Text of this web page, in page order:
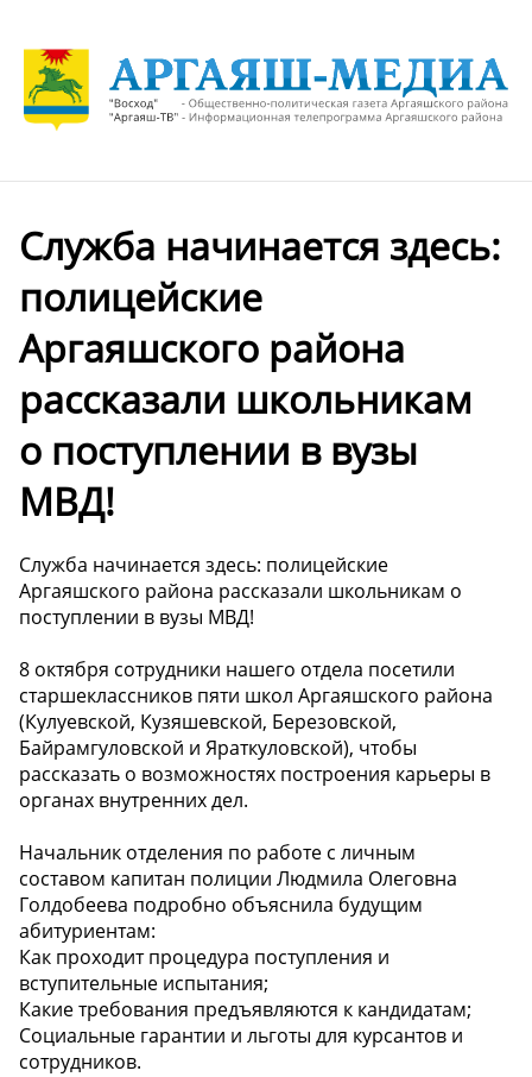
Служба начинается здесь:
полицейские
Аргаяшского района
рассказали школьникам
о поступлении в вузы
МВД!
Служба начинается здесь: полицейские
Аргаяшского района рассказали школьникам о
поступлении в вузы МВД!
8 октября сотрудники нашего отдела посетили
старшеклассников пяти школ Аргаяшского района
(Кулуевской, Кузяшевской, Березовской,
Байрамгуловской и Яраткуловской), чтобы
рассказать о возможностях построения карьеры в
органах внутренних дел.
Начальник отделения по работе с личным
составом капитан полиции Людмила Олеговна
Голдобеева подробно объяснила будущим
абитуриентам:
Как проходит процедура поступления и
вступительные испытания;
Какие требования предъявляются к кандидатам;
Социальные гарантии и льготы для курсантов и
сотрудников.